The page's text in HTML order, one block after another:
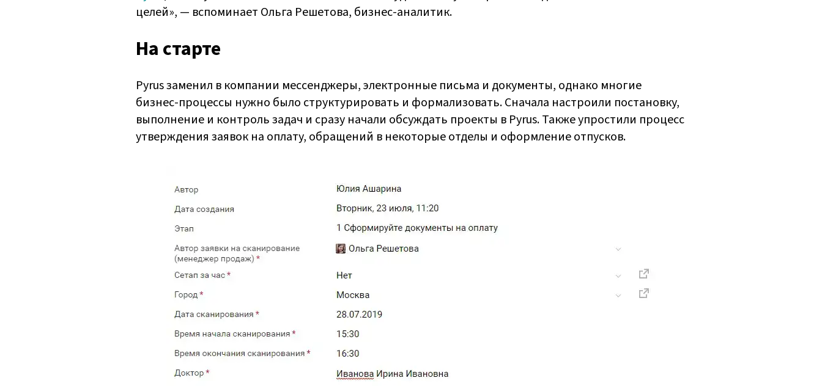
целей», — вспоминает Ольга Решетова, бизнес-аналитик.
На старте
Pyrus заменил в компании мессенджеры, электронные письма и документы, однако многие
бизнес-процессы нужно было структурировать и формализовать. Сначала настроили постановку,
выполнение и контроль задач и сразу начали обсуждать проекты в Pyrus. Также упростили процесс
утверждения заявок на оплату, обращений в некоторые отделы и оформление отпусков.